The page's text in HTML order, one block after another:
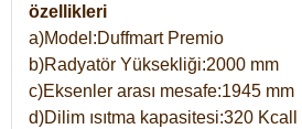
özellikleri
a)Model:Duffmart Premio
b)Radyatör Yüksekliği:2000 mm
c)Eksenler arası mesafe:1945 mm
d)Dilim ısıtma kapasitesi:320 Kcall